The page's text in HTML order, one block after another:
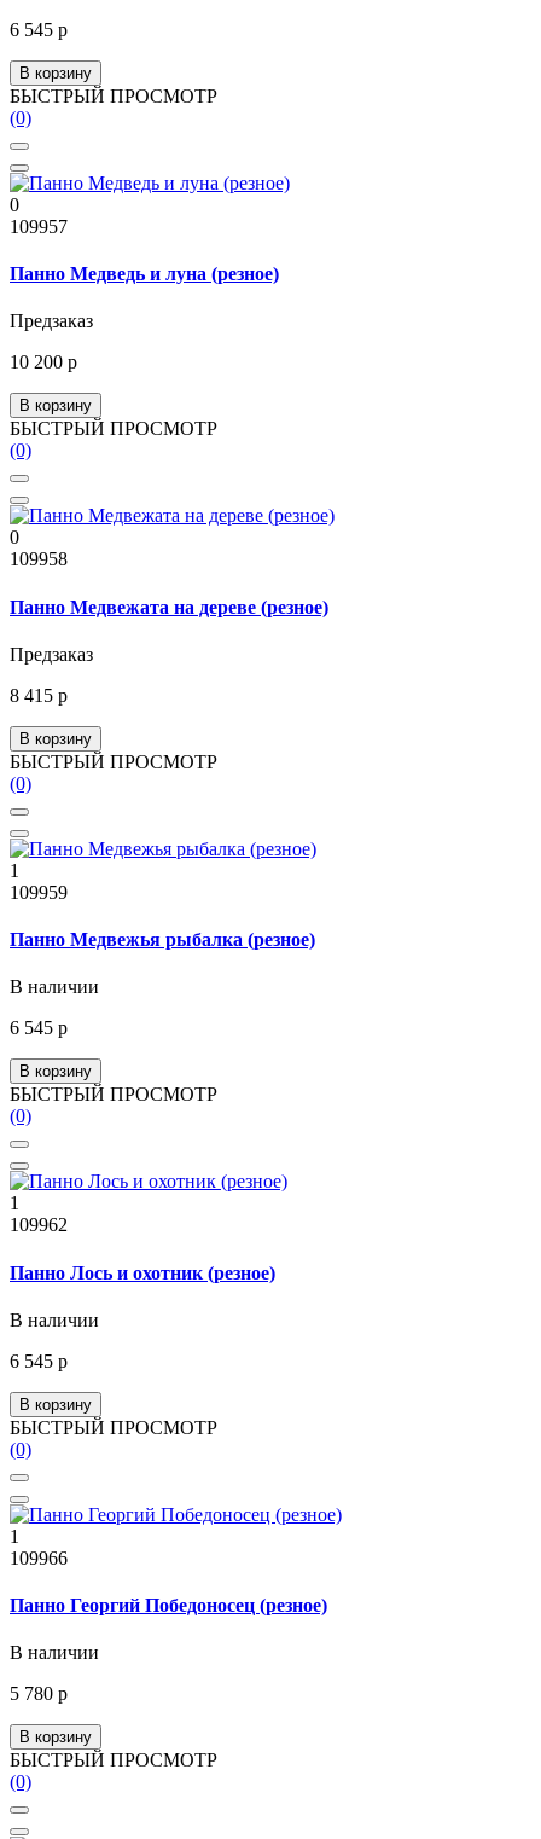
6 545 р
В корзину
БЫСТРЫЙ ПРОСМОТР
(0)
0
109957
Панно Медведь и луна (резное)
Предзаказ
10 200 р
В корзину
БЫСТРЫЙ ПРОСМОТР
(0)
0
109958
Панно Медвежата на дереве (резное)
Предзаказ
8 415 р
В корзину
БЫСТРЫЙ ПРОСМОТР
(0)
1
109959
Панно Медвежья рыбалка (резное)
В наличии
6 545 р
В корзину
БЫСТРЫЙ ПРОСМОТР
(0)
1
109962
Панно Лось и охотник (резное)
В наличии
6 545 р
В корзину
БЫСТРЫЙ ПРОСМОТР
(0)
1
109966
Панно Георгий Победоносец (резное)
В наличии
5 780 р
В корзину
БЫСТРЫЙ ПРОСМОТР
(0)